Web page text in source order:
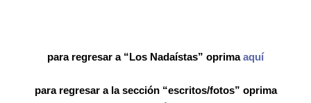
para regresar a “Los Nadaístas” oprimaaquí
para regresar a la sección “escritos/fotos” oprima